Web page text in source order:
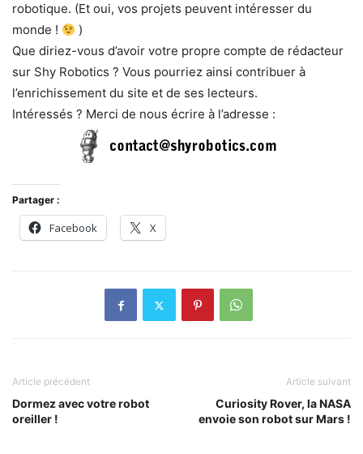
robotique. (Et oui, vos projets peuvent intéresser du
monde !
)
Que diriez-vous d’avoir votre propre compte de rédacteur
sur Shy Robotics ? Vous pourriez ainsi contribuer à
l’enrichissement du site et de ses lecteurs.
Intéressés ? Merci de nous écrire à l’adresse :
Partager :
Facebook X
Article précédent
Dormez avec votre robot
oreiller !
Article suivant
Curiosity Rover, la NASA
envoie son robot sur Mars !